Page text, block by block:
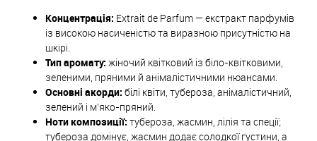
Концентрація: Extrait de Parfum — екстракт парфумів
із високою насиченістю та виразною присутністю на
шкірі.
Тип аромату: жіночий квітковий із біло-квітковими,
зеленими, пряними й анімалістичними нюансами.
Основні акорди: білі квіти, тубероза, анімалістичний,
зелений і м’яко-пряний.
Ноти композиції: тубероза, жасмин, лілія та спеції;
тубероза домінує, жасмин додає солодкої густини, а